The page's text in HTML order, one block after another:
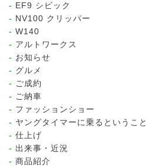
EF9 シビック
NV100 クリッパー
W140
アルトワークス
お知らせ
グルメ
ご成約
ご納車
ファッションショー
ヤングタイマーに乗るということ
仕上げ
出来事・近況
商品紹介